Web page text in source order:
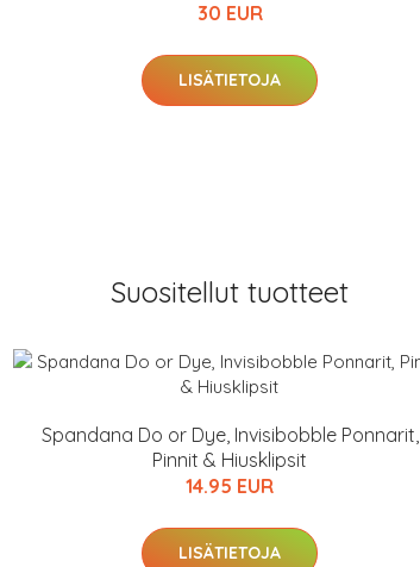
30 EUR
LISÄTIETOJA
Suositellut tuotteet
Spandana Do or Dye, Invisibobble Ponnarit,
Pinnit & Hiusklipsit
14.95 EUR
LISÄTIETOJA